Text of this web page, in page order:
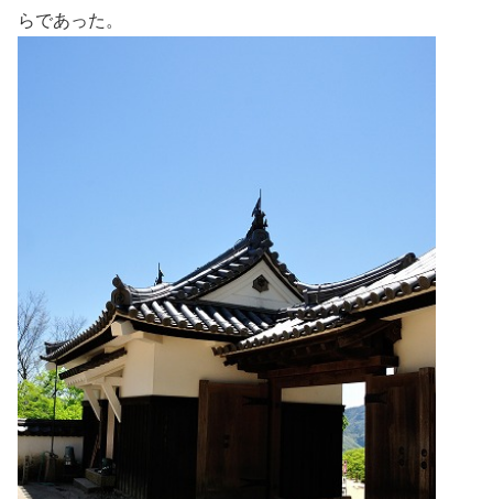
らであった。